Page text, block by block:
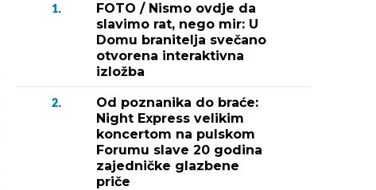
1.
FOTO / Nismo ovdje da
slavimo rat, nego mir: U
Domu branitelja svečano
otvorena interaktivna
izložba
2.
Od poznanika do braće:
Night Express velikim
koncertom na pulskom
Forumu slave 20 godina
zajedničke glazbene
priče